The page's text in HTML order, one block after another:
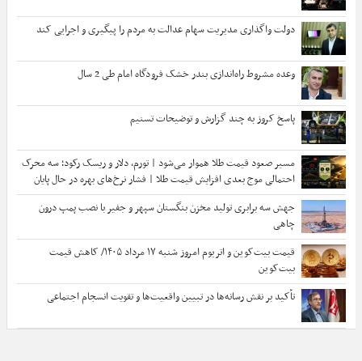
دولت واگذاری مدیریت سهام عدالت به مردم را پیگیری و اجرایی کند
وعده مشروط راه‌اندازی بندر خشک فرودگاه امام طی 2 سال
پاسخ کروز به چند گزارش و توضیحات تسنیم
مسیر صعود قیمت طلا هموار می‌شود | تورم، دلار و ریسک رکود؛ سه محرک
احتمالی موج بعدی افزایش قیمت طلا | فشار نرخ‌های بهره در حال پایان
است؟
جهش سه برابری تولید مخزن بنگستان سپهر و جفیر با نصب پمپ درون
چاهی
قیمت بیت‌کوین و اتریوم امروز شنبه ۱۷ مرداد ۱۴۰۵/ کاهش قیمت
بیت‌کوین
تأکید بر نقش رسانه‌ها در تبیین واقعیت‌ها و تقویت انسجام اجتماعی